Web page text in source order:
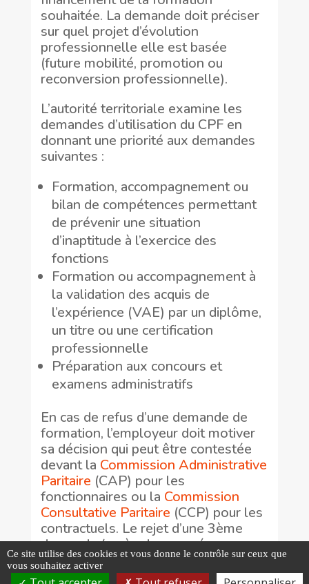
souhaitée. La demande doit préciser
sur quel projet d’évolution
professionnelle elle est basée
(future mobilité, promotion ou
reconversion professionnelle).
L’autorité territoriale examine les
demandes d’utilisation du CPF en
donnant une priorité aux demandes
suivantes :
Formation, accompagnement ou
bilan de compétences permettant
de prévenir une situation
d’inaptitude à l’exercice des
fonctions
Formation ou accompagnement à
la validation des acquis de
l’expérience (VAE) par un diplôme,
un titre ou une certification
professionnelle
Préparation aux concours et
examens administratifs
En cas de refus d’une demande de
formation, l’employeur doit motiver
sa décision qui peut être contestée
devant la Commission Administrative
Paritaire (CAP) pour les
fonctionnaires ou la Commission
Consultative Paritaire (CCP) pour les
contractuels. Le rejet d’une 3ème
demande (après deux années
consécutives) ne peut être prononcé
qu’après avis de la CAP ou de la CCP.
Ce site utilise des cookies et vous donne le contrôle sur ceux que
vous souhaitez activer